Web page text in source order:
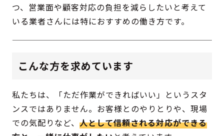
つ、営業面や顧客対応の負担を減らしたいと考えて
いる業者さんには特におすすめの働き方です。
こんな方を求めています
私たちは、「ただ作業ができればいい」というスタ
ンスではありません。お客様とのやりとりや、現場
での気配りなど、人として信頼される対応ができる